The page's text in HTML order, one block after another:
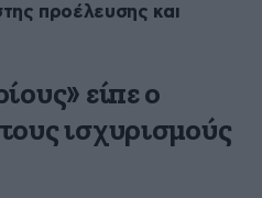
προέλευσης και
είπε ο
ισχυρισμούς